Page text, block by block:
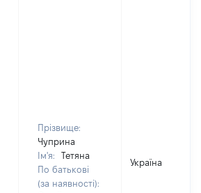
Прізвище:
Чуприна
Ім'я:
Тетяна
По батькові
(за наявності):
Україна